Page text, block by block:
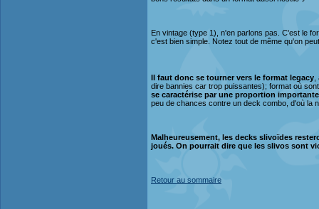
En vintage (type 1), n'en parlons pas. C'est le
c'est bien simple. Notez tout de même qu'on
Il faut donc se tourner vers le format legacy
dire bannies car trop puissantes); format où
se caractérise par une proportion
peu de chances contre un deck combo, d'où la
Malheureusement, les decks slivoïdes
joués. On pourrait dire que les slivos sont
Retour au sommaire